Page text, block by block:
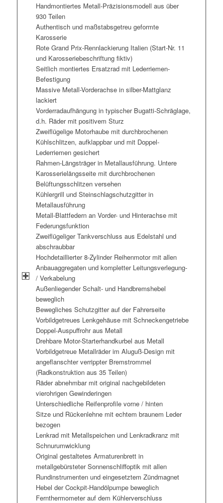
Handmontiertes Metall-Präzisionsmodell aus über
930 Teilen
Authentisch und maßstabsgetreu geformte
Karosserie
Rote Grand Prix-Rennlackierung Italien (Start-Nr. 11
und Karosseriebeschriftung fiktiv)
Seitlich montiertes Ersatzrad mit Lederriemen-
Befestigung
Massive Metall-Vorderachse in silber-Mattglanz
lackiert
Vorderradaufhängung in typischer Bugatti-Schräglage,
d.h. Räder mit positivem Sturz
Zweiflügelige Motorhaube mit durchbrochenen
Kühlschlitzen, aufklappbar und mit Doppel-
Lederriemen gesichert
Rahmen-Längsträger in Metallausführung. Untere
Karosserielängsseite mit durchbrochenen
Belüftungsschlitzen versehen
Kühlergrill und Steinschlagschutzgitter in
Metallausführung
Metall-Blattfedern an Vorder- und Hinterachse mit
Federungsfunktion
Zweiflügeliger Tankverschluss aus Edelstahl und
abschraubbar
Hochdetaillierter 8-Zylinder Reihenmotor mit allen
Anbauaggregaten und kompletter Leitungsverlegung-
/ Verkabelung
Außenliegender Schalt- und Handbremshebel
beweglich
Bewegliches Schutzgitter auf der Fahrerseite
Vorbildgetreues Lenkgehäuse mit Schneckengetriebe
Doppel-Auspuffrohr aus Metall
Drehbare Motor-Starterhandkurbel aus Metall
Vorbildgetreue Metallräder im Aluguß-Design mit
angeflanschter verrippter Bremstrommel
(Radkonstruktion aus 35 Teilen)
Räder abnehmbar mit original nachgebildeten
vierohrigen Gewinderingen
Unterschiedliche Reifenprofile vorne / hinten
Sitze und Rückenlehne mit echtem braunem Leder
bezogen
Lenkrad mit Metallspeichen und Lenkradkranz mit
Schnurumwicklung
Original gestaltetes Armaturenbrett in
metallgebürsteter Sonnenschliffoptik mit allen
Rundinstrumenten und eingesetztem Zündmagnet
Hebel der Cockpit-Handölpumpe beweglich
Fernthermometer auf dem Kühlerverschluss